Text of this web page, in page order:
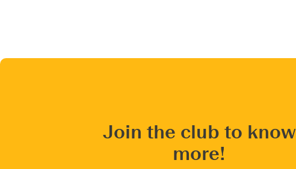
Join the club to know
more!